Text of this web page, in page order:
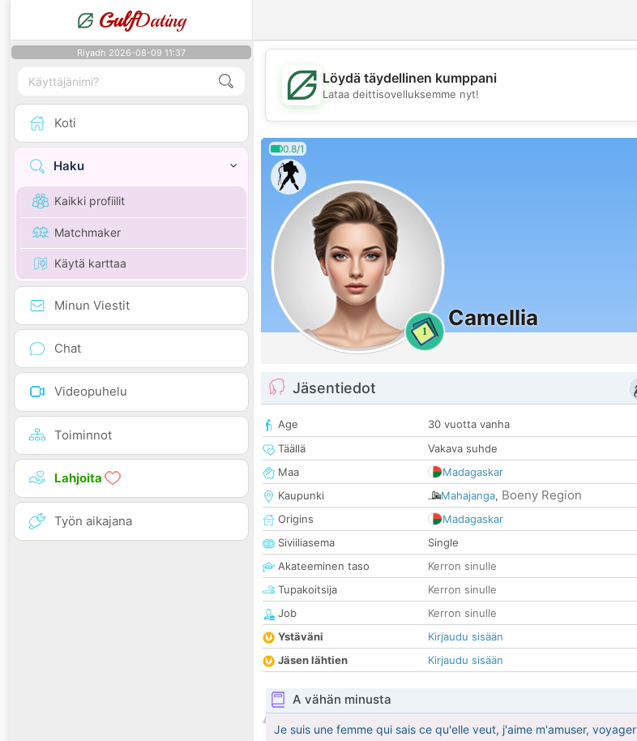
GulfDating
Riyadh 2026-08-09 11:37
Koti
Haku
Kaikki profiilit
Matchmaker
Käytä karttaa
Minun Viestit
Chat
Videopuhelu
Toiminnot
Lahjoita
Työn aikajana
💖
Löydä täydellinen kumppani
Lataa deittisovelluksemme nyt!
0.8/1
1
Camellia
Jäsentiedot
Age
30 vuotta vanha
Täällä
Vakava suhde
Maa
Madagaskar
Kaupunki
Mahajanga, Boeny Region
Origins
Madagaskar
Siviiliasema
Single
Akateeminen taso
Kerron sinulle
Tupakoitsija
Kerron sinulle
Job
Kerron sinulle
Ystäväni
Kirjaudu sisään
Jäsen lähtien
Kirjaudu sisään
A vähän minusta
Je suis une femme qui sais ce qu'elle veut, j'aime m'amuser, voyager